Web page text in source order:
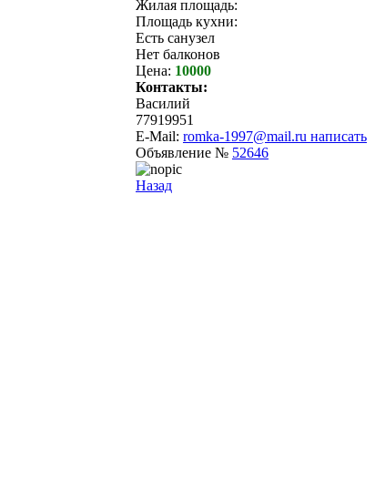
Жилая площадь:
Площадь кухни:
Есть санузел
Нет балконов
Цена: 10000
Контакты:
Василий
77919951
E-Mail: romka-1997@mail.ru написать
Объявление № 52646
Назад